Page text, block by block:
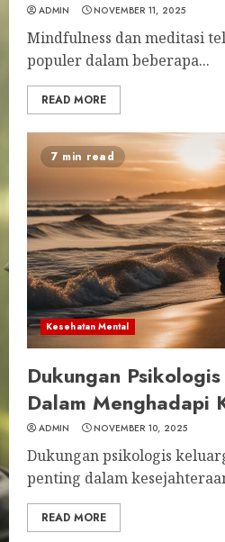
ADMIN NOVEMBER 11, 2025
Mindfulness dan meditasi
populer dalam beberapa...
READ MORE
7 min read
Kesehatan Mental
Dukungan
Dalam Menghadapi
ADMIN NOVEMBER 10, 2025
Dukungan psikologis
penting dalam
READ MORE